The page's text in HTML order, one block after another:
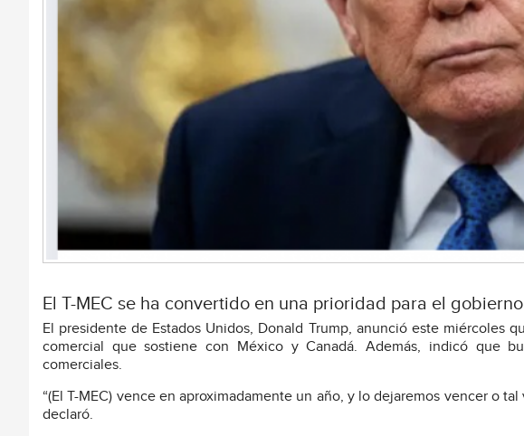
El T-MEC se ha convertido en una prioridad para el
El presidente de Estados Unidos, Donald Trump, anunció este miércoles
comercial que sostiene con México y Canadá. Además, indicó que
comerciales.
“(El T-MEC) vence en aproximadamente un año, y lo dejaremos vencer o
declaró.